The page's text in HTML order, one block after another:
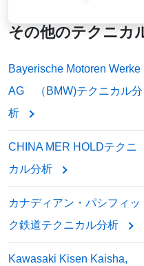
その他のテクニカ
Bayerische Motoren Werke
AG （BMW)テクニカル分
析
CHINA MER HOLDテクニ
カル分析
カナディアン・パシフィッ
ク鉄道テクニカル分析
Kawasaki Kisen Kaisha,